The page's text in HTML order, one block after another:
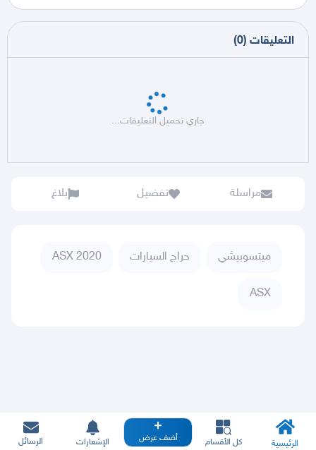
التعليقات (
0
)
جاري تحميل التعليقات...
مراسلة تفضيل بلاغ
ميتسوبيشي حراج السيارات ASX 2020
ASX
الرئيسية كل الأقسام أضف عرض الإشعارات الرسائل